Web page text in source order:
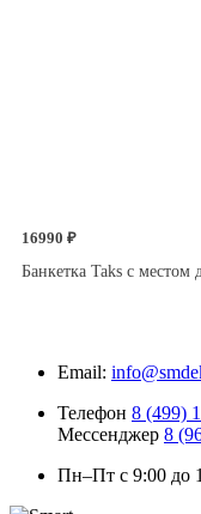
16990 ₽
Банкетка Taks с местом
Email:
Телефон 8 (499)
Мессенджер 8
Пн–Пт с 9:00 до